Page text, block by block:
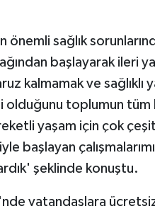
önemli sağlık
başlayarak ileri
kalmamak ve sağlıklı
olduğunu toplumun tüm
yaşam için çok
başlayan
şeklinde konuştu.
vatandaşlara